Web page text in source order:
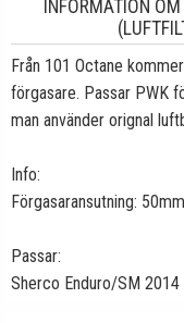
INFORMATION
Från 101 Octane
förgasare. Passar PWK
man använder orignal
Info:
Förgasaransutning: 50mm
Passar:
Sherco Enduro/SM 2014